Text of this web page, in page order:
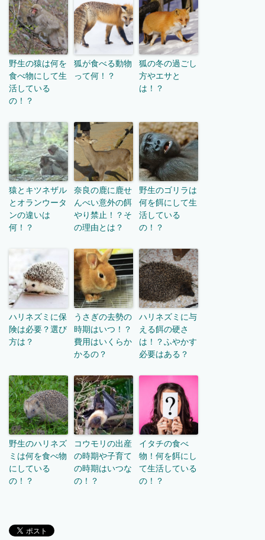
野生の猿は何を
食べ物にして生
活している
の！？
狐が食べる動物
って何！？
狐の冬の過ごし
方やエサと
は！？
猿とキツネザル
とオランウータ
ンの違いは
何！？
奈良の鹿に鹿せ
んべい意外の餌
やり禁止！？そ
の理由とは？
野生のゴリラは
何を餌にして生
活している
の！？
ハリネズミに保
険は必要？選び
方は？
うさぎの去勢の
時期はいつ！？
費用はいくらか
かるの？
ハリネズミに与
える餌の硬さ
は！？ふやかす
必要はある？
野生のハリネズ
ミは何を食べ物
にしている
の！？
コウモリの出産
の時期や子育て
の時期はいつな
の！？
イタチの食べ
物！何を餌にし
て生活している
の！？